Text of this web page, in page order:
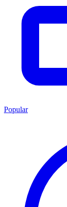
Popular